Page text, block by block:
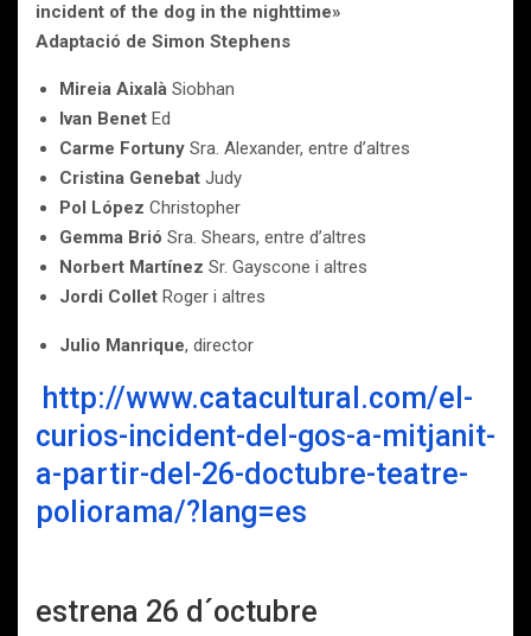
incident of the dog in the nighttime»
Adaptació de Simon Stephens
Mireia Aixalà Siobhan
Ivan Benet Ed
Carme Fortuny Sra. Alexander, entre d’altres
Cristina Genebat Judy
Pol López Christopher
Gemma Brió Sra. Shears, entre d’altres
Norbert Martínez Sr. Gayscone i altres
Jordi Collet Roger i altres
Julio Manrique, director
http://www.catacultural.com/el-
curios-incident-del-gos-a-mitjanit-
a-partir-del-26-doctubre-teatre-
poliorama/?lang=es
estrena 26 d´octubre